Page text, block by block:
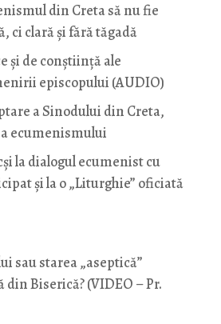
din Creta să nu fie
ci clară și fără tăgadă
și de conștiință ale
episcopului (AUDIO)
a Sinodului din Creta,
ecumenismului
la dialogul ecumenist cu
și la o „Liturghie” oficiată
sau starea „aseptică”
Biserică? (VIDEO – Pr.